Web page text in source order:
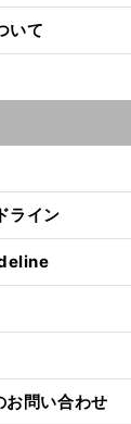
いて
ライン
問い合わせ